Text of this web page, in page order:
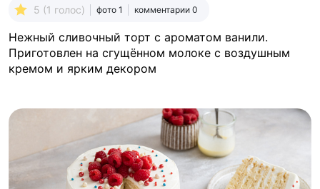
5 (1 голос) фото 1 комментарии 0
Нежный сливочный торт с ароматом ванили.
Приготовлен на сгущённом молоке с воздушным
кремом и ярким декором